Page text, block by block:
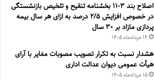
اصلاح بند ۳‏-۱۱ بخشنامه تنقیح و تلخیص بازنشستگی
در خصوص افزایش ۵‏‏‏‏‏‏‏‏‏/۲ درصد به ازای هر سال بیمه
پردازی مازاد بر ۳۰‏ سال
۱۶ مرداد‌ماه ۱۴۰۵
هشدار نسبت به تکرار تصویب مصوبات مغایر با آرای
هیأت عمومی دیوان عدالت اداری
۱۵ مرداد‌ماه ۱۴۰۵